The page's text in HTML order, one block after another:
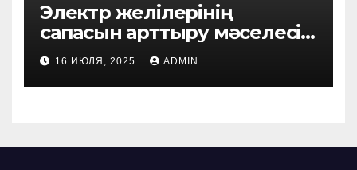
Электр желілерінің
сапасын арттыру мәселесі
қаралды
16 ИЮЛЯ, 2025 ADMIN